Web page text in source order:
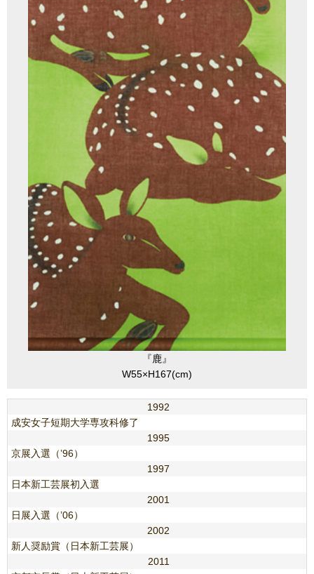
『鹿』
W55×H167(cm)
1992
成安女子短期大学専攻科修了
1995
京展入選（’96）
1997
日本新工芸展初入選
2001
日展入選（’06）
2002
新人奨励賞（日本新工芸展）
2011